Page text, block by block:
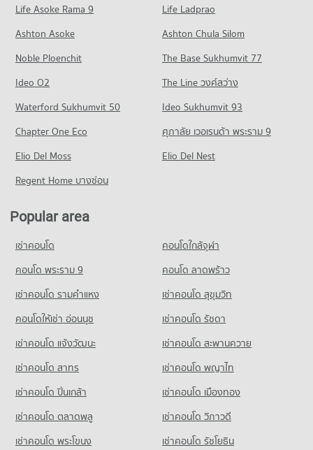
15 properties for rent
Condo for Sale Tesco Lotus Phra Nakhon Si Ayutthaya
PROJECT_COUNT
Condo for Rent Makro Phra Nakhon Si Ayutthaya
63 properties for sale
Condo Rojana Industrial Park
PROJECT_COUNT
Condo for Rent near Rojana Industrial Park
Condo for Sale near Rojana Industrial Park
174 properties for sale
Life Asoke Rama 9
Life Ladprao
Ashton Asoke
Ashton Chula Silom
Noble Ploenchit
The Base Sukhumvit 77
Ideo O2
The Line วงศ์สว่าง
Waterford Sukhumvit 50
Ideo Sukhumvit 93
Chapter One Eco
ศุภาลัย เวอเรนด้า พระราม 9
Elio Del Moss
Elio Del Nest
Regent Home บางซ่อน
Popular area
เช่าคอนโด
คอนโดใกล้จุฬา
คอนโด พระราม 9
คอนโด ลาดพร้าว
เช่าคอนโด รามคําแหง
เช่าคอนโด สุขุมวิท
คอนโดให้เช่า อ่อนนุช
เช่าคอนโด รัชดา
เช่าคอนโด แจ้งวัฒนะ
เช่าคอนโด สะพานควาย
เช่าคอนโด สาทร
เช่าคอนโด พญาไท
เช่าคอนโด ปิ่นเกล้า
เช่าคอนโด เมืองทอง
เช่าคอนโด ตลาดพลู
เช่าคอนโด วิภาวดี
เช่าคอนโด พระโขนง
เช่าคอนโด รัชโยธิน